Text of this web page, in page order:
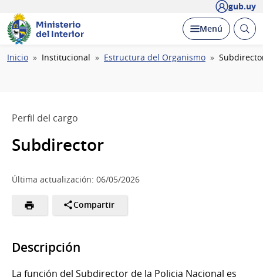
gub.uy
Ministerio
del Interior
Desplegar
Menú Abrir
Ruta
Inicio Institucional Estructura del Organismo
Perfil del cargo
Subdirector
Última actualización: 06/05/2026
Compartir
Descripción
La función del Subdirector de la Policia Nacional es